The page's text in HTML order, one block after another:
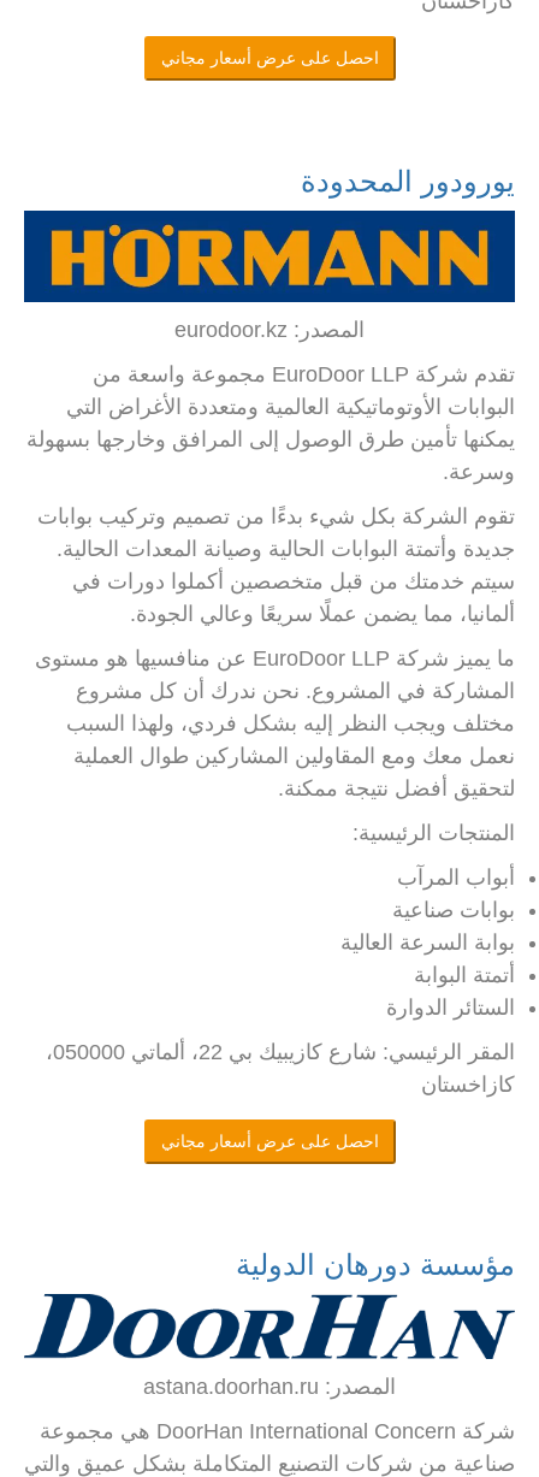
احصل على عرض أسعار مجاني
يورودور المحدودة
المصدر: eurodoor.kz
تقدم شركة EuroDoor LLP مجموعة واسعة من
البوابات الأوتوماتيكية العالمية ومتعددة الأغراض التي
يمكنها تأمين طرق الوصول إلى المرافق وخارجها بسهولة
وسرعة.
تقوم الشركة بكل شيء بدءًا من تصميم وتركيب بوابات
جديدة وأتمتة البوابات الحالية وصيانة المعدات الحالية.
سيتم خدمتك من قبل متخصصين أكملوا دورات في
ألمانيا، مما يضمن عملًا سريعًا وعالي الجودة.
ما يميز شركة EuroDoor LLP عن منافسيها هو مستوى
المشاركة في المشروع. نحن ندرك أن كل مشروع
مختلف ويجب النظر إليه بشكل فردي، ولهذا السبب
نعمل معك ومع المقاولين المشاركين طوال العملية
لتحقيق أفضل نتيجة ممكنة.
المنتجات الرئيسية:
أبواب المرآب
بوابات صناعية
بوابة السرعة العالية
أتمتة البوابة
الستائر الدوارة
المقر الرئيسي: شارع كازيبيك بي 22، ألماتي 050000،
كازاخستان
احصل على عرض أسعار مجاني
مؤسسة دورهان الدولية
المصدر: astana.doorhan.ru
شركة DoorHan International Concern هي مجموعة
صناعية من شركات التصنيع المتكاملة بشكل عميق والتي